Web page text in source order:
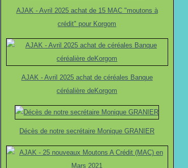
Janvier(2)
Janvier(3)
Janvier(2)
Janvier(1)
Février(2)
AJAK - Avril 2025 achat de 15 MAC "moutons à
crédit" pour Korgom
AJAK - Avril 2025 achat de céréales Banque
céréalière deKorgom
Décès de notre secrétaire Monique GRANIER